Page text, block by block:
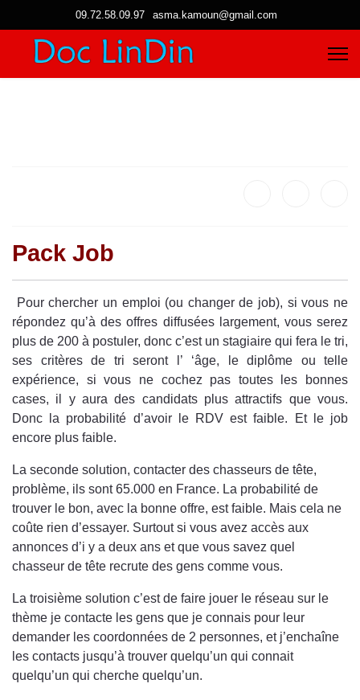
09.72.58.09.97 asma.kamoun@gmail.com
Pack Job
Pour chercher un emploi (ou changer de job), si vous ne
répondez qu’à des offres diffusées largement, vous serez
plus de 200 à postuler, donc c’est un stagiaire qui fera le tri,
ses critères de tri seront l’ ‘âge, le diplôme ou telle
expérience, si vous ne cochez pas toutes les bonnes
cases, il y aura des candidats plus attractifs que vous.
Donc la probabilité d’avoir le RDV est faible. Et le job
encore plus faible.
La seconde solution, contacter des chasseurs de tête,
problème, ils sont 65.000 en France. La probabilité de
trouver le bon, avec la bonne offre, est faible. Mais cela ne
coûte rien d’essayer. Surtout si vous avez accès aux
annonces d’i y a deux ans et que vous savez quel
chasseur de tête recrute des gens comme vous.
La troisième solution c’est de faire jouer le réseau sur le
thème je contacte les gens que je connais pour leur
demander les coordonnées de 2 personnes, et j’enchaîne
les contacts jusqu’à trouver quelqu’un qui connait
quelqu’un qui cherche quelqu’un.